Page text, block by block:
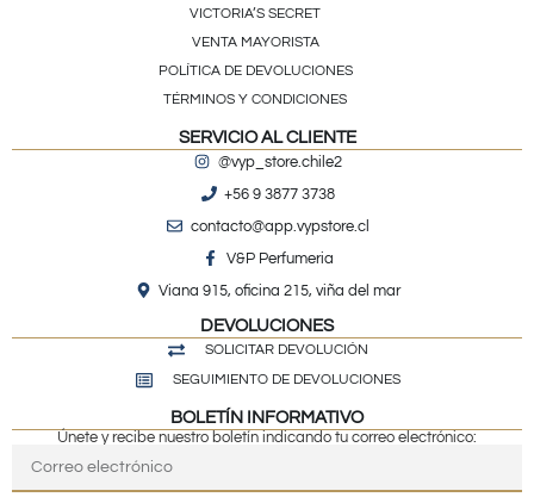
VICTORIA’S SECRET
VENTA MAYORISTA
POLÍTICA DE DEVOLUCIONES
TÉRMINOS Y CONDICIONES
SERVICIO AL CLIENTE
@vyp_store.chile2
+56 9 3877 3738
contacto@app.vypstore.cl
V&P Perfumeria
Viana 915, oficina 215, viña del mar
DEVOLUCIONES
SOLICITAR DEVOLUCIÓN
SEGUIMIENTO DE DEVOLUCIONES
BOLETÍN INFORMATIVO
Únete y recibe nuestro boletín indicando tu correo electrónico: